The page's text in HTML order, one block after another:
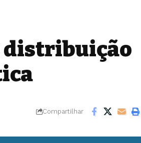
distribuição
Compartilhar